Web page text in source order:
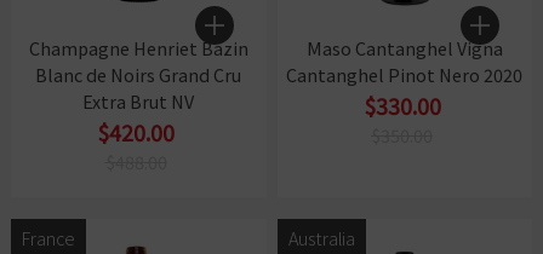
Champagne Henriet Bazin
Blanc de Noirs Grand Cru
Extra Brut NV
$420.00
Maso Cantanghel Vigna
Cantanghel Pinot Nero 2020
$330.00
France Australia